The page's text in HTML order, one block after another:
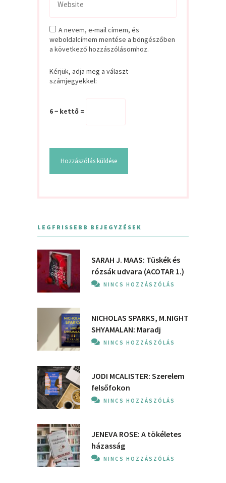
A nevem, e-mail címem, és
weboldalcímem mentése a böngészőben
a következő hozzászólásomhoz.
Kérjük, adja meg a választ
számjegyekkel:
6 − kettő =
LEGFRISSEBB BEJEGYZÉSEK
SARAH J. MAAS: Tüskék és
rózsák udvara (ACOTAR 1.)
NINCS HOZZÁSZÓLÁS
NICHOLAS SPARKS, M.NIGHT
SHYAMALAN: Maradj
NINCS HOZZÁSZÓLÁS
JODI MCALISTER: Szerelem
felsőfokon
NINCS HOZZÁSZÓLÁS
JENEVA ROSE: A ​tökéletes
házasság
NINCS HOZZÁSZÓLÁS